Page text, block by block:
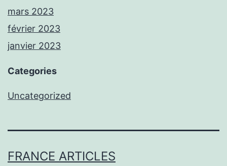
mars 2023
février 2023
janvier 2023
Categories
Uncategorized
FRANCE ARTICLES